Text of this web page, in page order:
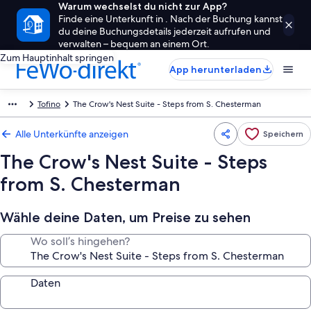
Warum wechselst du nicht zur App?
Finde eine Unterkunft in . Nach der Buchung kannst
du deine Buchungsdetails jederzeit aufrufen und
verwalten – bequem an einem Ort.
Zum Hauptinhalt springen
App herunterladen
Tofino The Crow's Nest Suite - Steps from S. Chesterman
Alle Unterkünfte anzeigen Speichern
The Crow's Nest Suite - Steps
from S. Chesterman
Wähle deine Daten, um Preise zu sehen
Wo soll’s hingehen?
Daten